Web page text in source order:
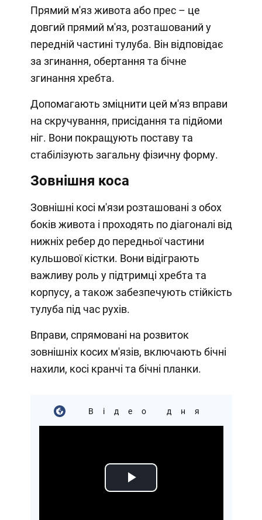
Прямий м'яз живота або прес – це
довгий прямий м'яз, розташований у
передній частині тулуба. Він відповідає
за згинання, обертання та бічне
згинання хребта.
Допомагають зміцнити цей м'яз вправи
на скручування, присідання та підйоми
ніг. Вони покращують поставу та
стабілізують загальну фізичну форму.
Зовнішня коса
Зовнішні косі м'язи розташовані з обох
боків живота і проходять по діагоналі від
нижніх ребер до передньої частини
кульшової кістки. Вони відіграють
важливу роль у підтримці хребта та
корпусу, а також забезпечують стійкість
тулуба під час рухів.
Вправи, спрямовані на розвиток
зовнішніх косих м'язів, включають бічні
нахили, косі кранчі та бічні планки.
Відео дня
Play